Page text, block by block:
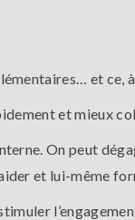
et ce,
et mieux
On peut
et lui-même